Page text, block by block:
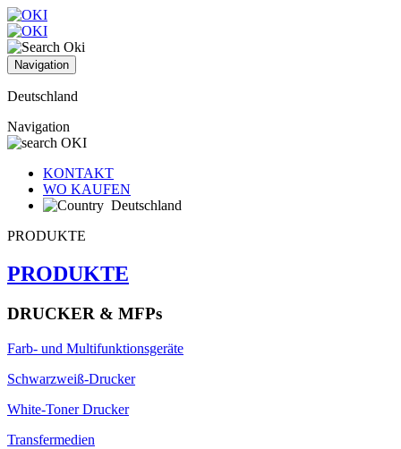
Navigation
Deutschland
Navigation
KONTAKT
WO KAUFEN
Deutschland
PRODUKTE
PRODUKTE
DRUCKER & MFPs
Farb- und Multifunktionsgeräte
Schwarzweiß-Drucker
White-Toner Drucker
Transfermedien